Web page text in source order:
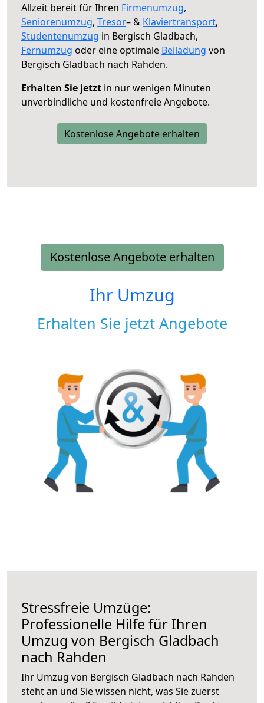
Allzeit bereit für Ihren Firmenumzug,
Seniorenumzug, Tresor– & Klaviertransport,
Studentenumzug in Bergisch Gladbach,
Fernumzug oder eine optimale Beiladung von
Bergisch Gladbach nach Rahden.
Erhalten Sie jetzt in nur wenigen Minuten
unverbindliche und kostenfreie Angebote.
Kostenlose Angebote erhalten
Kostenlose Angebote erhalten
Ihr Umzug
Erhalten Sie jetzt Angebote
Stressfreie Umzüge:
Professionelle Hilfe für Ihren
Umzug von Bergisch Gladbach
nach Rahden
Ihr Umzug von Bergisch Gladbach nach Rahden
steht an und Sie wissen nicht, was Sie zuerst